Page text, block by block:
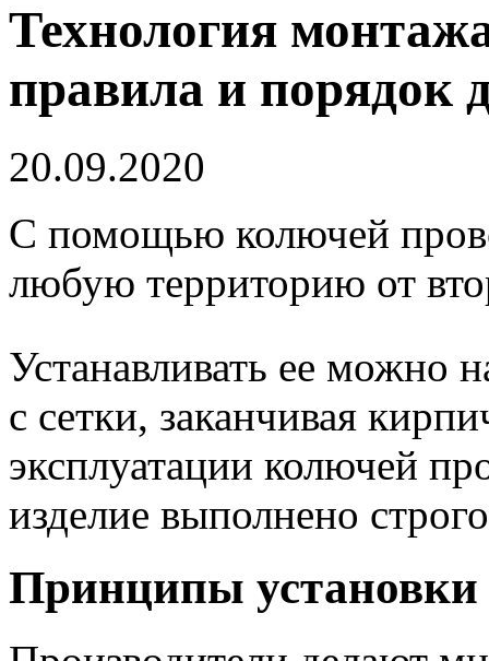
Технология
правила и порядок
20.09.2020
С помощью колючей
любую территорию от
Устанавливать ее можно
с сетки, заканчивая
эксплуатации колючей
изделие выполнено
Принципы установки